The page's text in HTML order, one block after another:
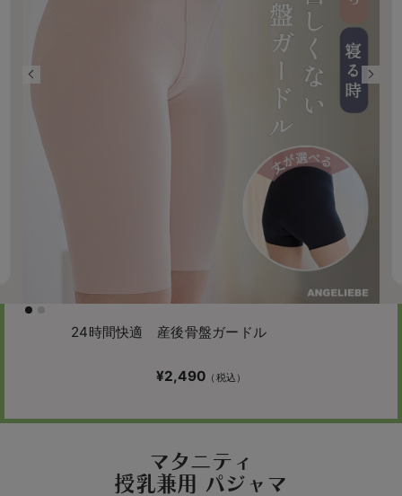
24時間快適 産後骨盤ガードル
¥2,490
マタニティ
授乳兼用 パジャマ